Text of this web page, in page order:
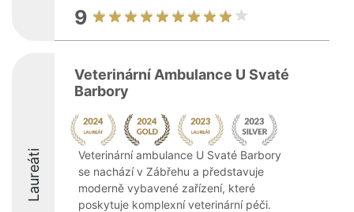
9
Laureáti
Veterinární Ambulance U Svaté
Barbory
Veterinární ambulance U Svaté Barbory
se nachází v Zábřehu a představuje
moderně vybavené zařízení, které
poskytuje komplexní veterinární péči.